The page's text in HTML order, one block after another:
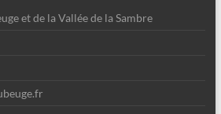
et de la Vallée de la Sambre